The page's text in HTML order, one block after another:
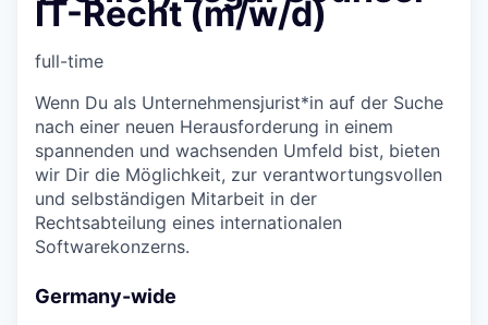
IT-Recht (m/w/d)
full-time
Wenn Du als Unternehmensjurist*in auf der Suche
nach einer neuen Herausforderung in einem
spannenden und wachsenden Umfeld bist, bieten
wir Dir die Möglichkeit, zur verantwortungsvollen
und selbständigen Mitarbeit in der
Rechtsabteilung eines internationalen
Softwarekonzerns.
Germany-wide